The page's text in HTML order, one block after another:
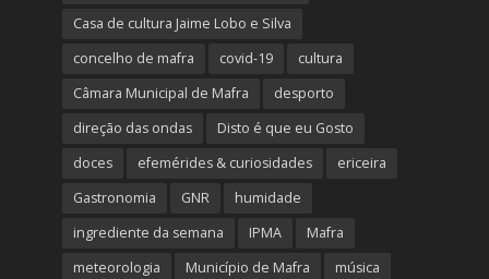
Casa de cultura Jaime Lobo e Silva
concelho de mafra
covid-19
cultura
Câmara Municipal de Mafra
desporto
direção das ondas
Disto é que eu Gosto
doces
efemérides & curiosidades
ericeira
Gastronomia
GNR
humidade
ingrediente da semana
IPMA
Mafra
meteorologia
Município de Mafra
música